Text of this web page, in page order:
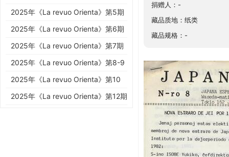
2025年《La revuo Orienta》第5期
2025年《La revuo Orienta》第6期
2025年《La revuo Orienta》第7期
2025年《La revuo Orienta》第8-9
期
2025年《La revuo Orienta》第10
期
2025年《La revuo Orienta》第12期
捐赠人：-
藏品质地：纸类
藏品规格：-